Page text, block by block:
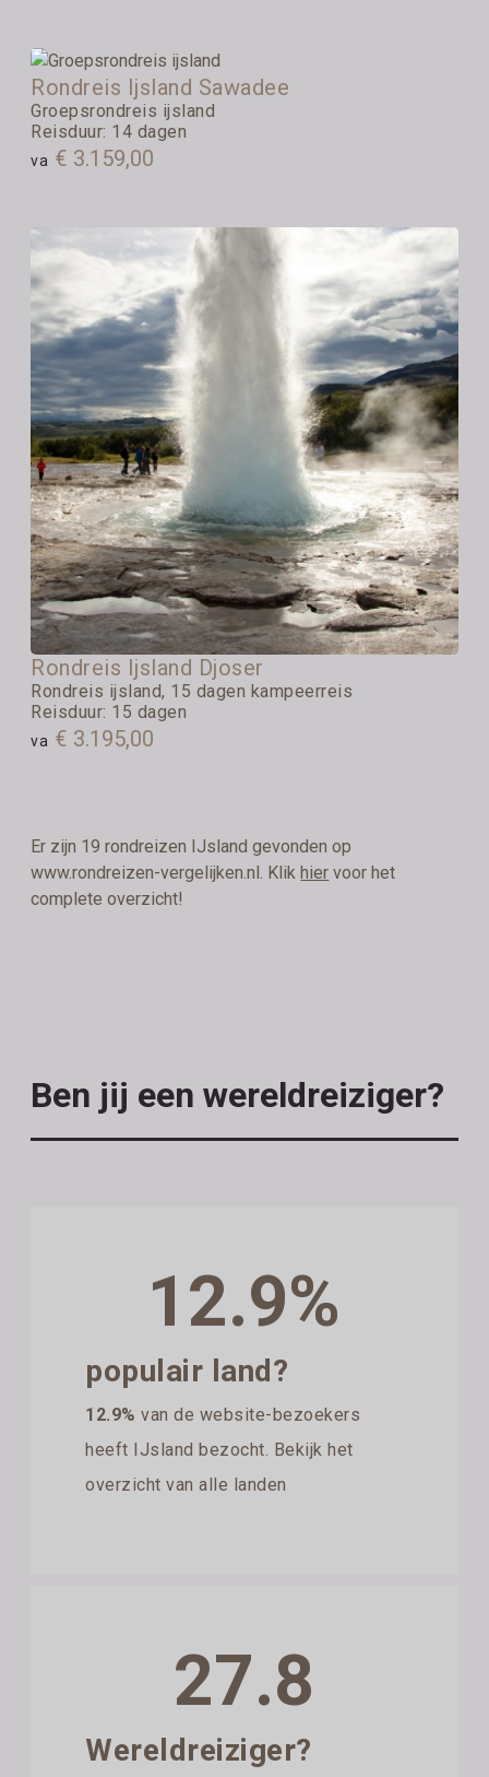
Rondreis Ijsland Sawadee
Groepsrondreis ijsland
Reisduur: 14 dagen
va € 3.159,00
Rondreis Ijsland Djoser
Rondreis ijsland, 15 dagen kampeerreis
Reisduur: 15 dagen
va € 3.195,00
Er zijn 19 rondreizen IJsland gevonden op
www.rondreizen-vergelijken.nl. Klikhier voor het
complete overzicht!
Ben jij een wereldreiziger?
12.9%
populair land?
12.9% van de website-bezoekers
heeft IJsland bezocht. Bekijk het
overzicht van alle landen
27.8
Wereldreiziger?